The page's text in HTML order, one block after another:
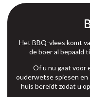
Het BBQ-vlees komt
de boer al bepaald
Of u nu gaat voor
ouderwetse spiesen en
huis bereidt zodat u